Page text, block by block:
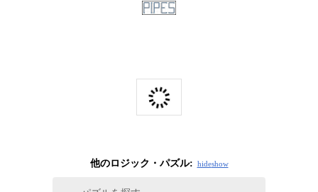
他のロジック・パズル: hideshow